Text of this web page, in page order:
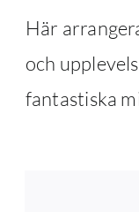
Här
och
fantastiska